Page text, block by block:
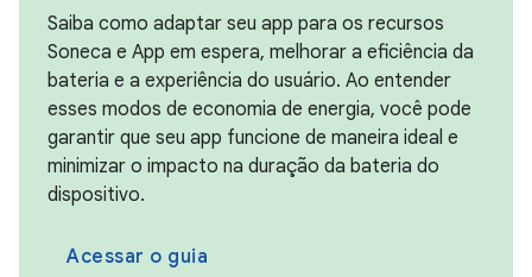
Saiba como adaptar seu app para os recursos
Soneca e App em espera, melhorar a eficiência da
bateria e a experiência do usuário. Ao entender
esses modos de economia de energia, você pode
garantir que seu app funcione de maneira ideal e
minimizar o impacto na duração da bateria do
dispositivo.
Acessar o guia